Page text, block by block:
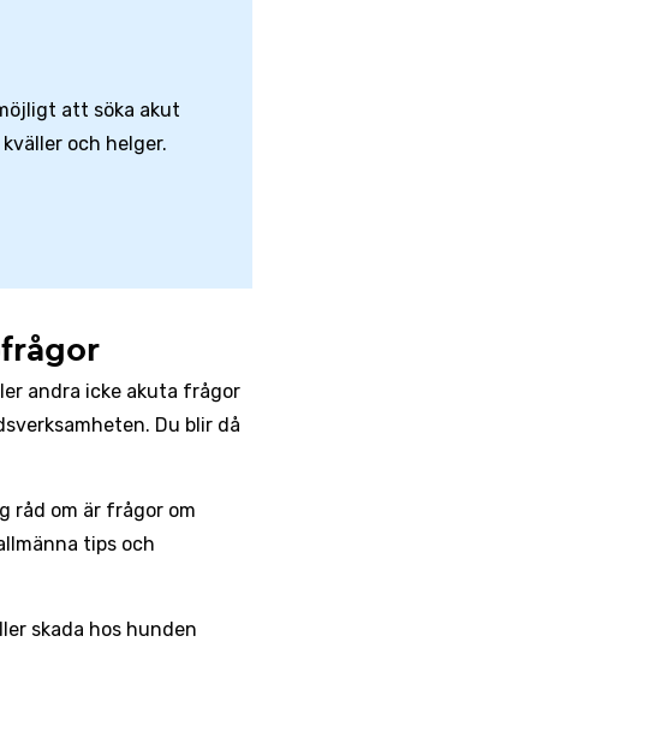
att söka akut
och helger.
andra icke akuta frågor
Du blir då
råd om är frågor om
tips och
skada hos hunden